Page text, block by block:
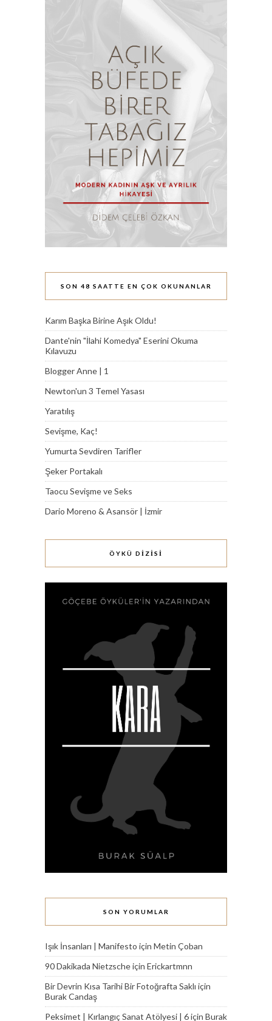
SON 48 SAATTE EN ÇOK OKUNANLAR
Karım Başka Birine Aşık Oldu!
Dante'nin "İlahi Komedya" Eserini Okuma
Kılavuzu
Blogger Anne | 1
Newton'un 3 Temel Yasası
Yaratılış
Sevişme, Kaç!
Yumurta Sevdiren Tarifler
Şeker Portakalı
Taocu Sevişme ve Seks
Dario Moreno & Asansör | İzmir
ÖYKÜ DİZİSİ
SON YORUMLAR
Işık İnsanları | Manifesto için Metin Çoban
90 Dakikada Nietzscheiçin Erickartmnn
Bir Devrin Kısa Tarihi Bir Fotoğrafta Saklı için
Burak Candaş
Peksimet | Kırlangıç Sanat Atölyesi | 6için Burak